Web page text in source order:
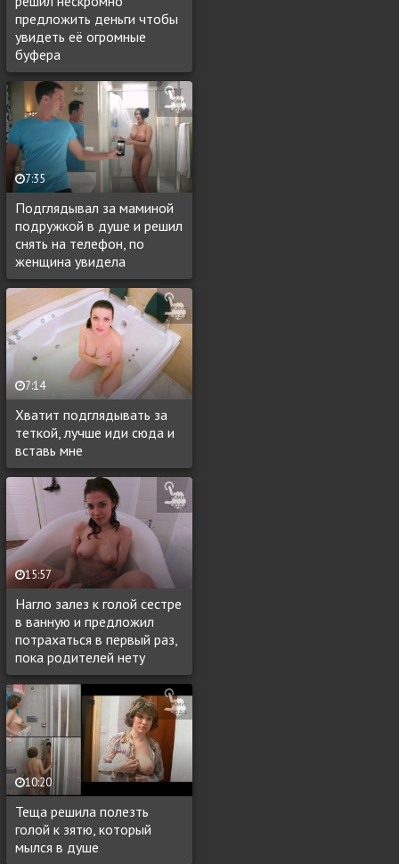
предложить деньги чтобы
увидеть её огромные
буфера
Подглядывал за маминой
подружкой в душе и решил
снять на телефон, по
женщина увидела
7:35
Хватит подглядывать за
теткой, лучше иди сюда и
вставь мне
7:14
Нагло залез к голой сестре
в ванную и предложил
потрахаться в первый раз,
пока родителей нету
15:57
Теща решила полезть
голой к зятю, который
мылся в душе
10:20